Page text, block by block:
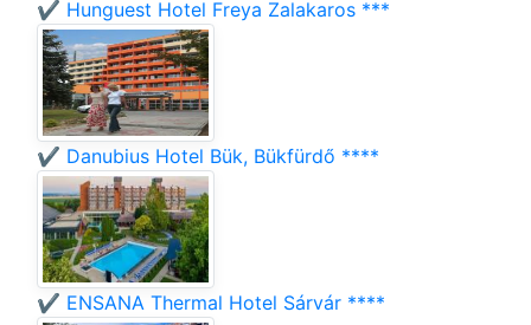
✔️ Hunguest Hotel Freya Zalakaros ***
✔️ Danubius Hotel Bük, Bükfürdő ****
✔️ ENSANA Thermal Hotel Sárvár ****